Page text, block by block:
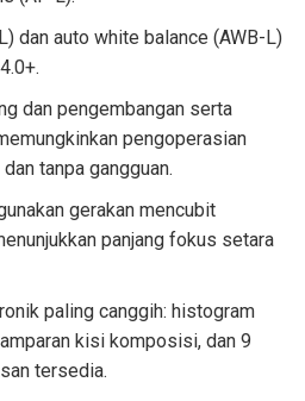
dan auto white balance (AWB-L)
dan pengembangan serta
pengoperasian
tanpa gangguan.
gerakan mencubit
panjang fokus setara
paling canggih: histogram
kisi komposisi, dan 9
tersedia.